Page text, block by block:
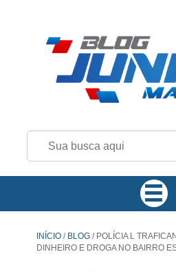
INÍCIO / BLOG /POLÍCIA L
DINHEIRO E DROGA NO BAIRRO